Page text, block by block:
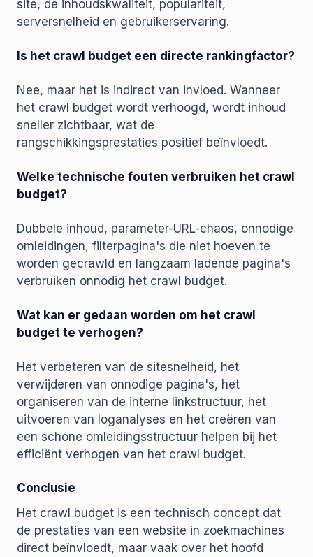
site, de inhoudskwaliteit, populariteit,
serversnelheid en gebruikerservaring.
Is het crawl budget een directe rankingfactor?
Nee, maar het is indirect van invloed. Wanneer
het crawl budget wordt verhoogd, wordt inhoud
sneller zichtbaar, wat de
rangschikkingsprestaties positief beïnvloedt.
Welke technische fouten verbruiken het crawl
budget?
Dubbele inhoud, parameter-URL-chaos, onnodige
omleidingen, filterpagina's die niet hoeven te
worden gecrawld en langzaam ladende pagina's
verbruiken onnodig het crawl budget.
Wat kan er gedaan worden om het crawl
budget te verhogen?
Het verbeteren van de sitesnelheid, het
verwijderen van onnodige pagina's, het
organiseren van de interne linkstructuur, het
uitvoeren van loganalyses en het creëren van
een schone omleidingsstructuur helpen bij het
efficiënt verhogen van het crawl budget.
Conclusie
Het crawl budget is een technisch concept dat
de prestaties van een website in zoekmachines
direct beïnvloedt, maar vaak over het hoofd